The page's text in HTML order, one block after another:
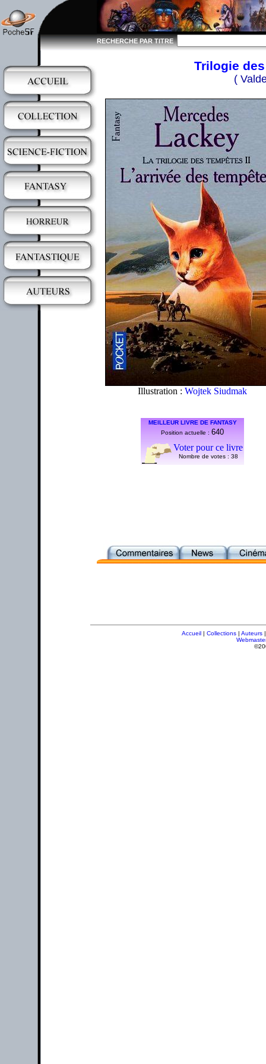
RECHERCHE PAR TITRE
Trilogie
(
Illustration : Wojtek Siudmak
MEILLEUR LIVRE DE FANTASY
Position actuelle : 640
Voter pour ce livre
Nombre de votes : 38
Accueil | Collections | Auteurs